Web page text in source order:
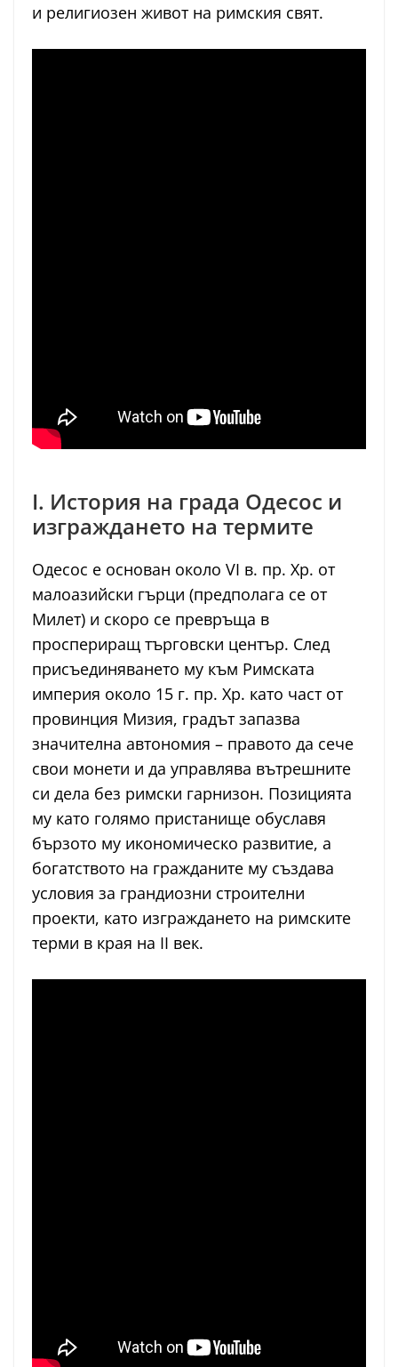
и религиозен живот на римския свят.
I. История на града Одесос и
изграждането на термите
Одесос е основан около VI в. пр. Хр. от
малоазийски гърци (предполага се от
Милет) и скоро се превръща в
проспериращ търговски център. След
присъединяването му към Римската
империя около 15 г. пр. Хр. като част от
провинция Мизия, градът запазва
значителна автономия – правото да сече
свои монети и да управлява вътрешните
си дела без римски гарнизон. Позицията
му като голямо пристанище обуславя
бързото му икономическо развитие, а
богатството на гражданите му създава
условия за грандиозни строителни
проекти, като изграждането на римските
терми в края на II век.